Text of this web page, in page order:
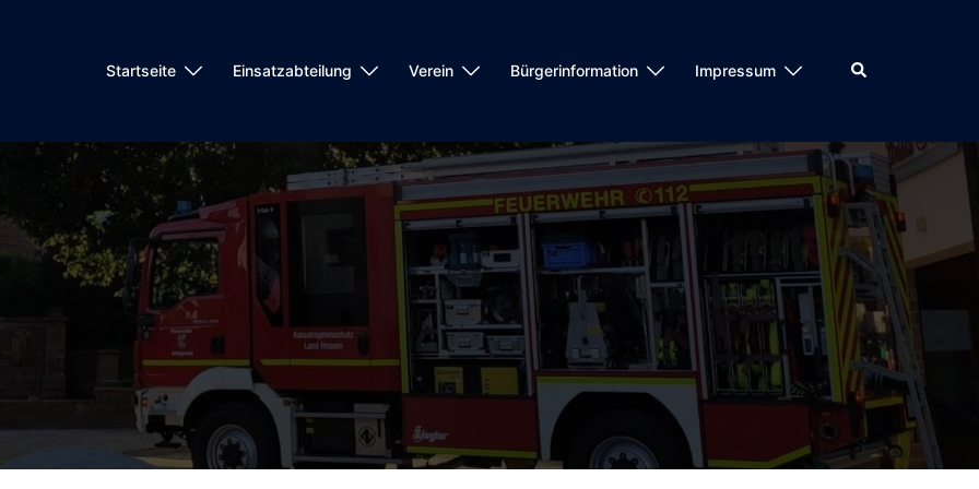
Startseite Einsatzabteilung Verein Bürgerinformation Impressum Suche